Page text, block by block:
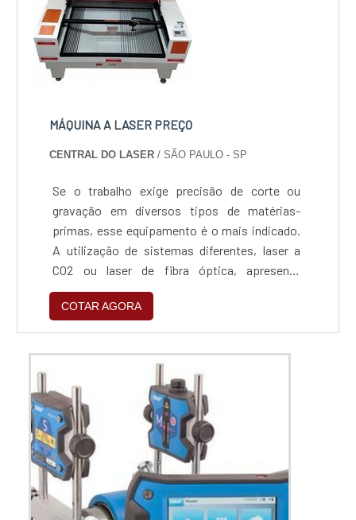
MÁQUINA A LASER PREÇO
CENTRAL DO LASER/ SÃO PAULO - SP
Se o trabalho exige precisão de corte ou
gravação em diversos tipos de matérias-
primas, esse equipamento é o mais indicado.
A utilização de sistemas diferentes, laser a
CO2 ou laser de fibra óptica, apresenta
vantagens dependendo do material que é
inserido. Basicamente a máquina a laser preço
funciona por meio da emissão de um feixe de
laser concentrado com alta energia e potência
que uma vez em contato com as chapas de
metal, plástico...
COTAR AGORA